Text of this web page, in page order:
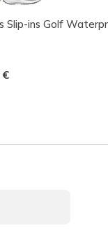
Slip-ins Golf
€